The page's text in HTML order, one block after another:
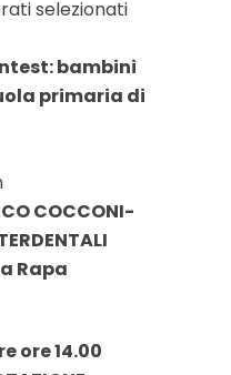
selezionati
bambini
primaria di
COCCONI-
Rapa
ore 14.00